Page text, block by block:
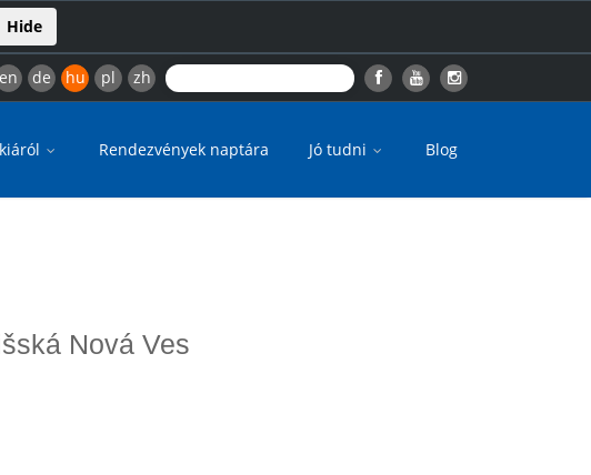
Hide
en de hu pl zh
Rendezvények naptára Jó tudni Blog
Nová Ves